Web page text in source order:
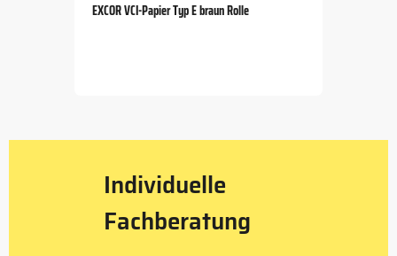
EXCOR VCI-Papier Typ E braun Rolle
Individuelle
Fachberatung